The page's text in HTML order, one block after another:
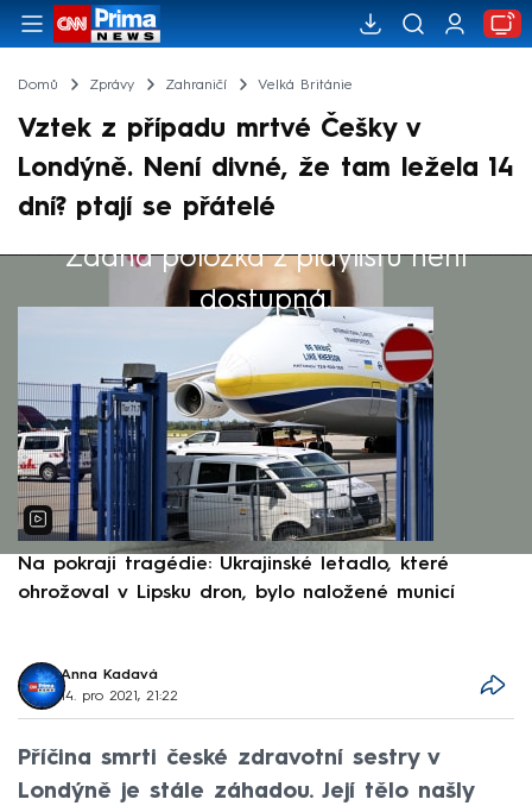
Domů Zprávy Zahraničí Velká Británie
Vztek z případu mrtvé Češky v
Londýně. Není divné, že tam ležela 14
dní? ptají se přátelé
Žádná položka z playlistu není
dostupná.
Výběr redakce
Na pokraji tragédie: Ukrajinské letadlo, které
ohrožoval v Lipsku dron, bylo naložené municí
Anna Kadavá
14. pro 2021, 21:22
Příčina smrti české zdravotní sestry v
Londýně je stále záhadou. Její tělo našly